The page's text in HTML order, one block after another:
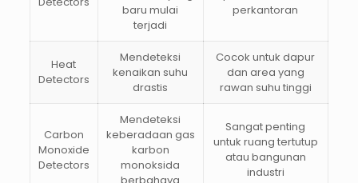
baru mulai
terjadi
perkantoran
Heat
Detectors
Mendeteksi
kenaikan suhu
drastis
Cocok untuk dapur
dan area yang
rawan suhu tinggi
Carbon
Monoxide
Detectors
Mendeteksi
keberadaan gas
karbon
monoksida
Sangat penting
untuk ruang tertutup
atau bangunan
industri